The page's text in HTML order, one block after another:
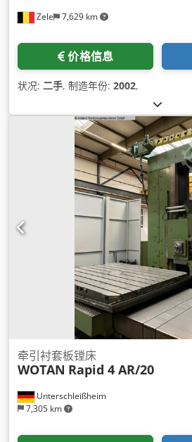
Zele 7,629 km
价格信息
状况: 二手, 制造年份: 2002,
Unterschleißheim
7,305 km
牵引衬套板镗床
WOTAN Rapid 4 AR/20